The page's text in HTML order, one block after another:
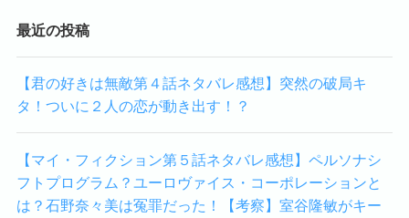
最近の投稿
【君の好きは無敵第４話ネタバレ感想】突然の破局キ
タ！ついに２人の恋が動き出す！？
【マイ・フィクション第５話ネタバレ感想】ペルソナシ
フトプログラム？ユーロヴァイス・コーポレーションと
は？石野奈々美は冤罪だった！【考察】室谷隆敏がキー